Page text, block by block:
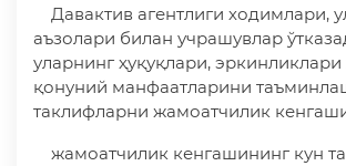
Давактив агентлиги ходимлари,
аъзолари билан учрашувлар
уларнинг ҳуқуқлари,
қонуний манфаатларини
таклифларни жамоатчилик
жамоатчилик кенгашининг кун